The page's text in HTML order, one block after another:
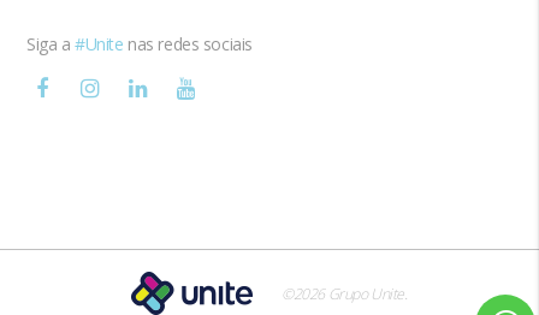
Siga a#Unite nas redes sociais
©2026 Grupo Unite.